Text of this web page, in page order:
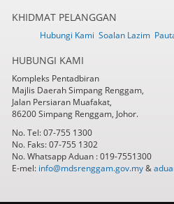
KHIDMAT PELANGGAN
Hubungi Kami Soalan Lazim
HUBUNGI KAMI
Kompleks Pentadbiran
Majlis Daerah Simpang Renggam,
Jalan Persiaran Muafakat,
86200 Simpang Renggam, Johor.
No. Tel: 07-755 1300
No. Faks: 07-755 1302
No. Whatsapp Aduan : 019-7551300
E-mel: info@mdsrenggam.gov.my&